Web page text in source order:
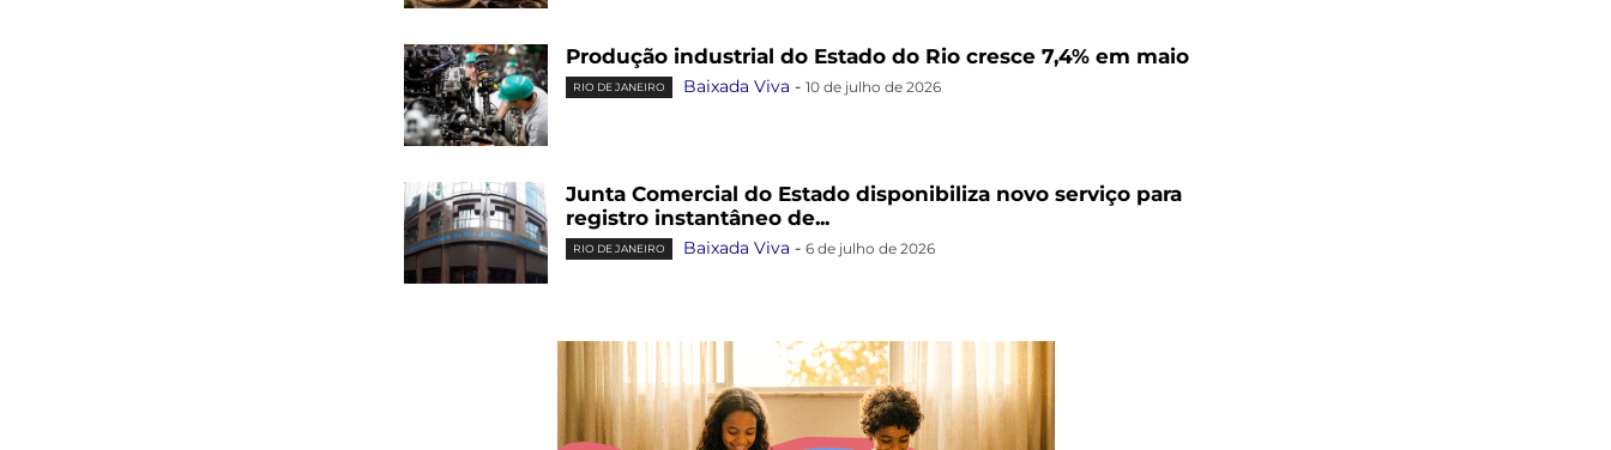
Produção industrial do Estado do Rio cresce 7,4% em maio
RIO DE JANEIRO Baixada Viva - 10 de julho de 2026
Junta Comercial do Estado disponibiliza novo serviço para
registro instantâneo de...
RIO DE JANEIRO Baixada Viva - 6 de julho de 2026